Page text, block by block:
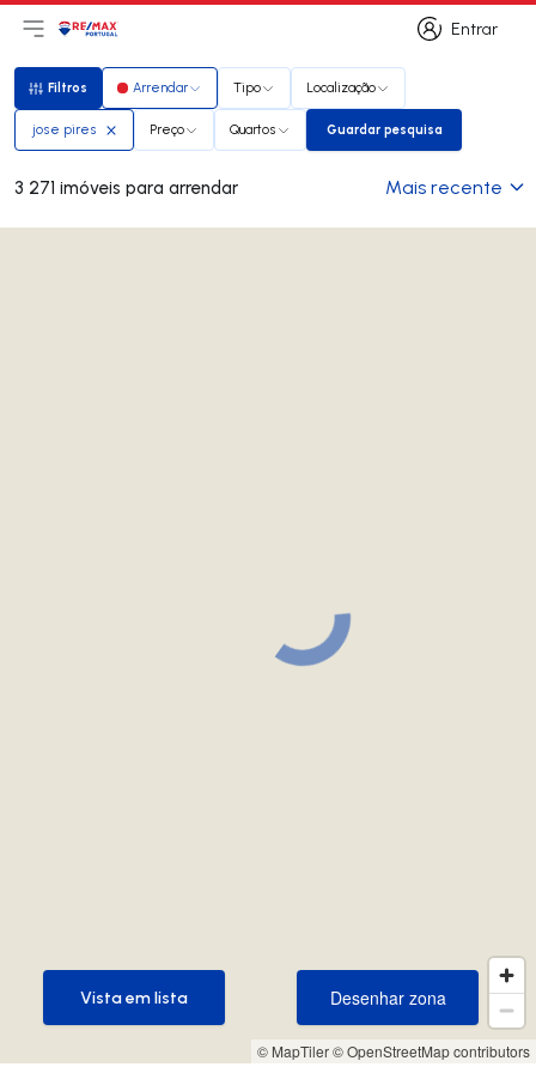
Entrar
Entrar
Abri menu principal
LogoIr para página inicial
Filtros
Filtros Arrendar Tipo Localização
jose pires Preço Quartos Guardar pesquisa
Guardar pesquisa
3 271 imóveis para arrendar Mais recente
© MapTiler© OpenStreetMap contributors
Desenhar zona
Desenhar zona
Vista em lista
Vista em lista